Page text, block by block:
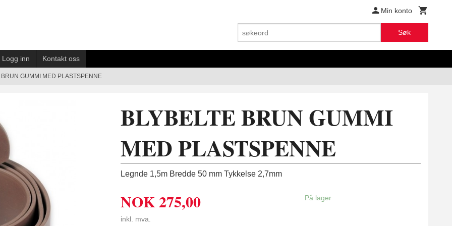
Min konto
Søk
Logg inn Kontakt oss
BRUN GUMMI MED PLASTSPENNE
BLYBELTE BRUN GUMMI
MED PLASTSPENNE
Legnde 1,5m Bredde 50 mm Tykkelse 2,7mm
NOK275,00
inkl. mva.
På lager